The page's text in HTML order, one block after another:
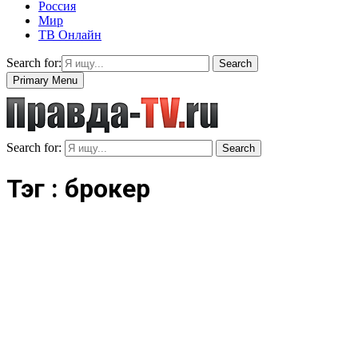
Россия
Мир
ТВ Онлайн
Search for:
Search
Primary Menu
Search for: Search
Тэг : брокер